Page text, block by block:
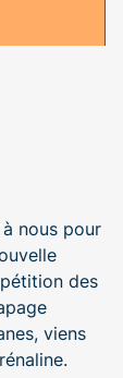
nous pour
des
viens